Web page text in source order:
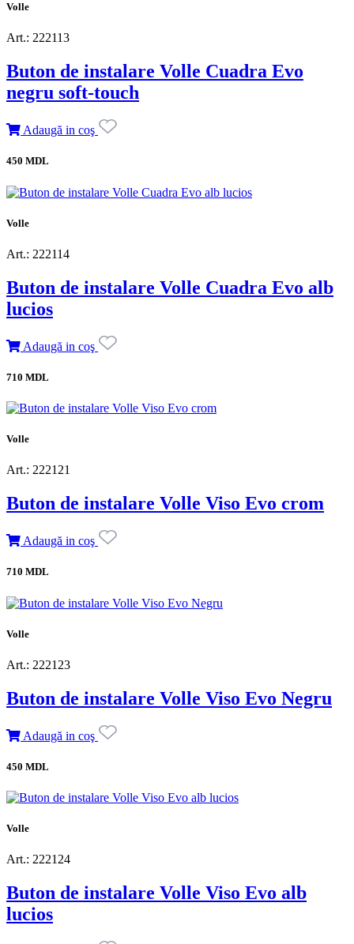
Volle
Art.: 222113
Buton de instalare Volle Cuadra Evo
negru soft-touch
Adaugă in coş
450 MDL
Volle
Art.: 222114
Buton de instalare Volle Cuadra Evo alb
lucios
Adaugă in coş
710 MDL
Volle
Art.: 222121
Buton de instalare Volle Viso Evo crom
Adaugă in coş
710 MDL
Volle
Art.: 222123
Buton de instalare Volle Viso Evo Negru
Adaugă in coş
450 MDL
Volle
Art.: 222124
Buton de instalare Volle Viso Evo alb
lucios